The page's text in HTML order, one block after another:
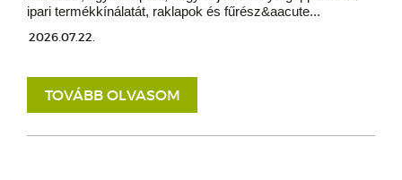
ipari termékkínálatát, raklapok és fűrész&aacute...
2026.07.22.
TOVÁBB OLVASOM